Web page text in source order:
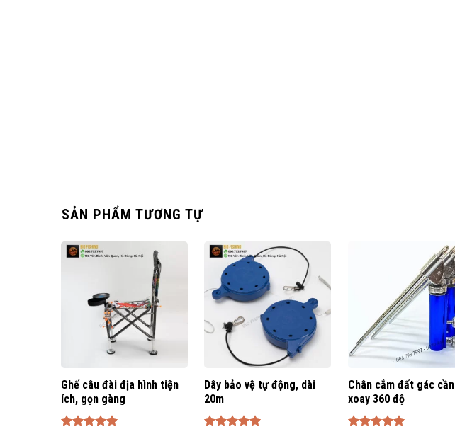
SẢN PHẨM TƯƠNG TỰ
Ghế câu đài địa hình tiện
ích, gọn gàng
Dây bảo vệ tự động, dài
20m
Chân cắm đất gác cần
xoay 360 độ